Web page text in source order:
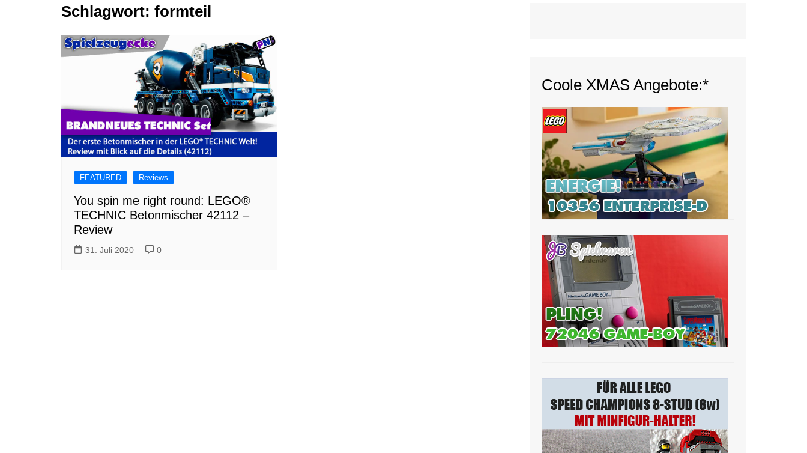
Tutorials
NerdStuff
Speedbuild
GAMEzeit
Muss das Sein
Retroecke
Building Bricks For
Warenkorb
Schlagwort: formteil
FEATURED Reviews
You spin me right round: LEGO®
TECHNIC Betonmischer 42112 –
Review
31. Juli 2020 0
Coole XMAS Angebote:*